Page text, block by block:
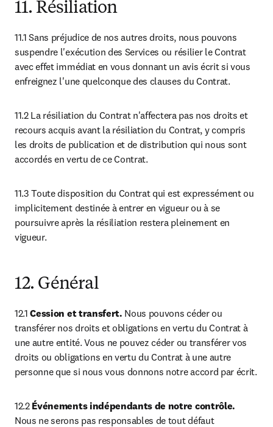
11. Résiliation
11.1 Sans préjudice de nos autres droits, nous pouvons
suspendre l'exécution des Services ou résilier le Contrat
avec effet immédiat en vous donnant un avis écrit si vous
enfreignez l'une quelconque des clauses du Contrat.
11.2 La résiliation du Contrat n'affectera pas nos droits et
recours acquis avant la résiliation du Contrat, y compris
les droits de publication et de distribution qui nous sont
accordés en vertu de ce Contrat.
11.3 Toute disposition du Contrat qui est expressément ou
implicitement destinée à entrer en vigueur ou à se
poursuivre après la résiliation restera pleinement en
vigueur.
12. Général
12.1 Cession et transfert. Nous pouvons céder ou
transférer nos droits et obligations en vertu du Contrat à
une autre entité. Vous ne pouvez céder ou transférer vos
droits ou obligations en vertu du Contrat à une autre
personne que si nous vous donnons notre accord par écrit.
12.2
Nous ne serons pas responsables de tout défaut